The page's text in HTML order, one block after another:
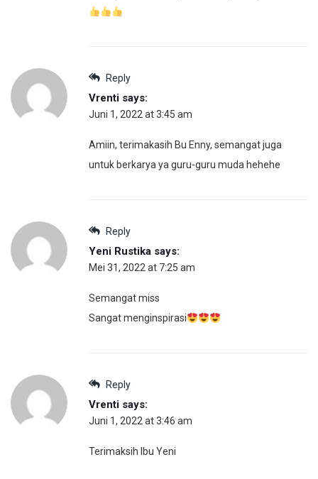
Reply
Vrenti says:
Juni 1, 2022 at 3:45 am
Amiin, terimakasih Bu Enny, semangat juga
untuk berkarya ya guru-guru muda hehehe
Reply
Yeni Rustika says:
Mei 31, 2022 at 7:25 am
Semangat miss
Sangat menginspirasi
Reply
Vrenti says:
Juni 1, 2022 at 3:46 am
Terimaksih Ibu Yeni